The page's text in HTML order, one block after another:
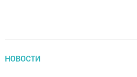
НОВОСТИ